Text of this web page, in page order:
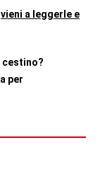
vieni a leggerle e